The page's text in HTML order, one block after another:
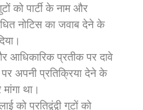
को पार्टी के नाम और
नोटिस का जवाब देने के
आधिकारिक प्रतीक पर दावे
अपनी प्रतिक्रिया देने के
था।
को प्रतिद्वंद्वी गुटों को